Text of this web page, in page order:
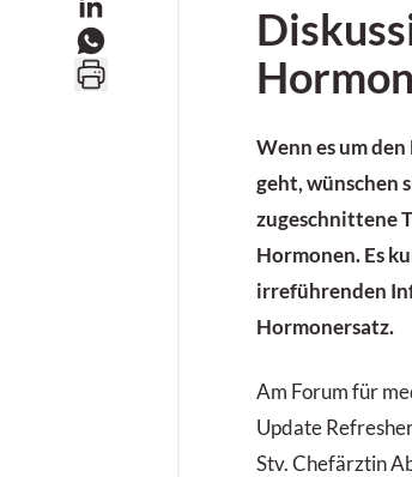
Wenn es um
geht, wünschen
zugeschnittene
Hormonen. Es
irreführenden
Hormonersatz.
Am Forum für
Update
Stv. Chefärztin